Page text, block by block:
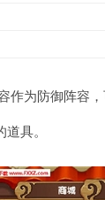
为防御阵容
具。